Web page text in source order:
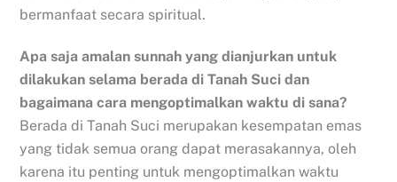
bermanfaat secara spiritual.
Apa saja amalan sunnah yang dianjurkan untuk
dilakukan selama berada di Tanah Suci dan
bagaimana cara mengoptimalkan waktu di sana?
Berada di Tanah Suci merupakan kesempatan emas
yang tidak semua orang dapat merasakannya, oleh
karena itu penting untuk mengoptimalkan waktu